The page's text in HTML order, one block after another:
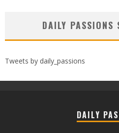
DAILY PASSIONS
Tweets by daily_passions
DAILY